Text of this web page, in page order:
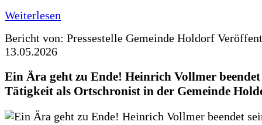
Weiterlesen
Bericht von: Pressestelle Gemeinde Holdorf
13.05.2026
Ein Ära geht zu Ende! Heinrich Vollmer beendet
Tätigkeit als Ortschronist in der Gemeinde